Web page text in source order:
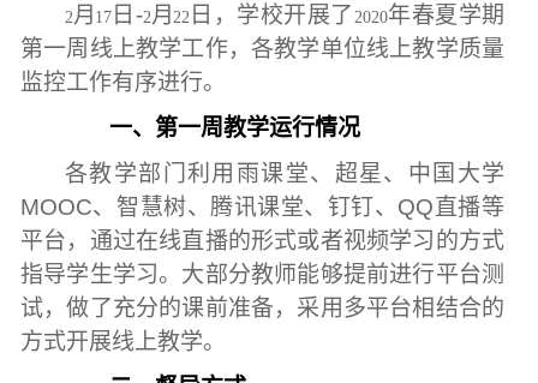
2 月 17日 -2 月 22 日，学校开展了 2020年春夏学期
第一周线上教学工作，各教学单位线上教学质量
监控工作有序进行。
一、第一周教学运行情况
各教学部门利用雨课堂、超星、中国大学
MOOC、智慧树、腾讯课堂、钉钉、QQ直播等
平台，通过在线直播的形式或者视频学习的方式
指导学生学习。大部分教师能够提前进行平台测
试，做了充分的课前准备，采用多平台相结合的
方式开展线上教学。